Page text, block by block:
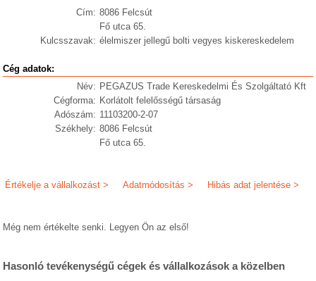
Cím: 8086 Felcsút
Fő utca 65.
Kulcsszavak: élelmiszer jellegű bolti vegyes kiskereskedelem
Cég adatok:
Név: PEGAZUS Trade Kereskedelmi És Szolgáltató Kft
Cégforma: Korlátolt felelősségű társaság
Adószám: 11103200-2-07
Székhely: 8086 Felcsút
Fő utca 65.
Hibás adat jelentése >
Adatmódosítás >
Értékelje a vállalkozást >
Még nem értékelte senki. Legyen Ön az első!
Hasonló tevékenységű cégek és vállalkozások a közelben